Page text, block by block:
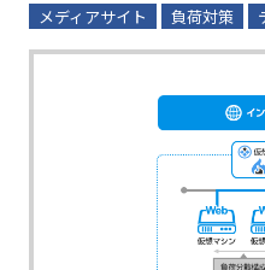
メディアサイト 負荷対策